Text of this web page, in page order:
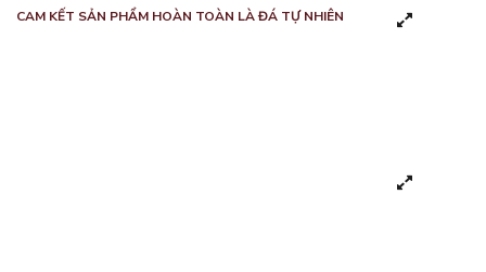
CAM KẾT SẢN PHẨM HOÀN TOÀN LÀ ĐÁ TỰ NHIÊN